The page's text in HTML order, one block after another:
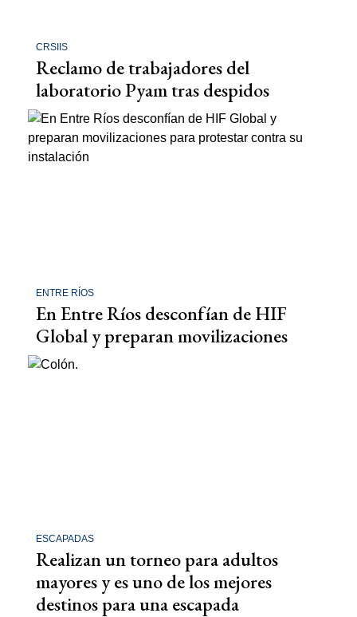
CRSIIS
Reclamo de trabajadores del
laboratorio Pyam tras despidos
ENTRE RÍOS
En Entre Ríos desconfían de HIF
Global y preparan movilizaciones
ESCAPADAS
Realizan un torneo para adultos
mayores y es uno de los mejores
destinos para una escapada